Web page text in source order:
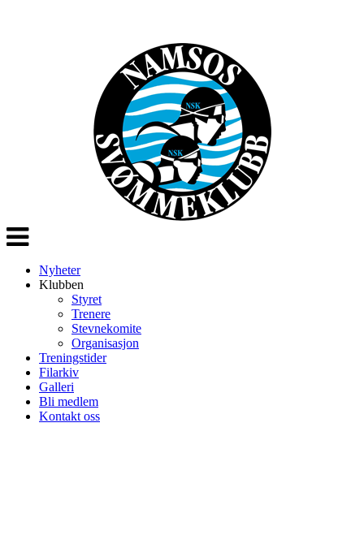
Veksle
navigasjon
Nyheter
Klubben
Styret
Trenere
Stevnekomite
Organisasjon
Treningstider
Filarkiv
Galleri
Bli medlem
Kontakt oss